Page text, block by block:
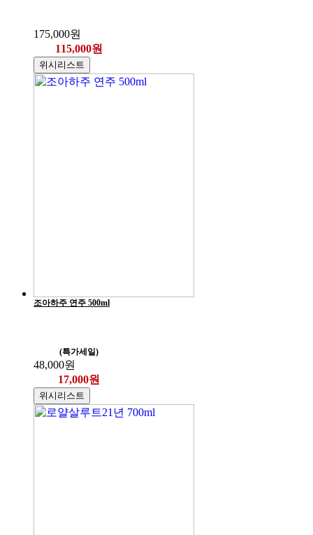
175,000원
115,000원
위시리스트
조아하주 연주 500ml
(특가세일)
48,000원
17,000원
위시리스트